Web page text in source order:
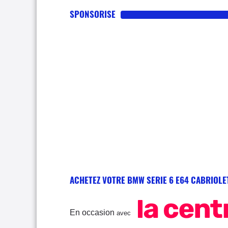
SPONSORISE
ACHETEZ VOTRE BMW SERIE 6 E64
En occasion avec